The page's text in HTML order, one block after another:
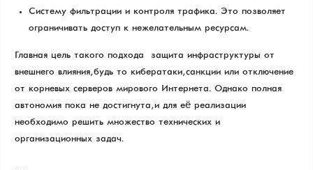
Систему фильтрации и контроля трафика. Это позволяет
ограничивать доступ к нежелательным ресурсам.
Главная цель такого подхода — защита инфраструктуры от
внешнего влияния, будь то кибератаки, санкции или отключение
от корневых серверов мирового Интернета. Однако полная
автономия пока не достигнута, и для её реализации
необходимо решить множество технических и
организационных задач.